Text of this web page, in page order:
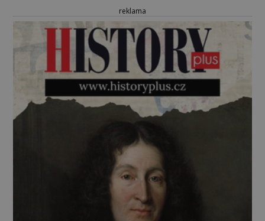
reklama